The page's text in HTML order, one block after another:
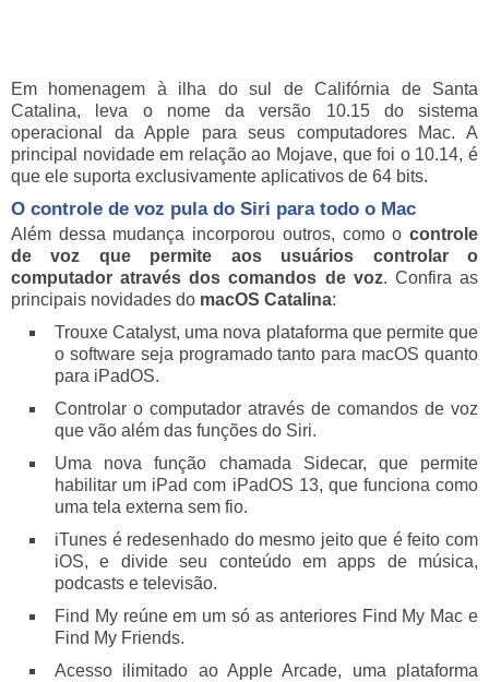
Em homenagem à ilha do sul de Califórnia de Santa
Catalina, leva o nome da versão 10.15 do sistema
operacional da Apple para seus computadores Mac. A
principal novidade em relação ao Mojave, que foi o 10.14, é
que ele suporta exclusivamente aplicativos de 64 bits.
O controle de voz pula do Siri para todo o Mac
Além dessa mudança incorporou outros, como o controle
de voz que permite aos usuários controlar o
computador através dos comandos de voz. Confira as
principais novidades do macOS Catalina:
Trouxe Catalyst, uma nova plataforma que permite que
o software seja programado tanto para macOS quanto
para iPadOS.
Controlar o computador através de comandos de voz
que vão além das funções do Siri.
Uma nova função chamada Sidecar, que permite
habilitar um iPad com iPadOS 13, que funciona como
uma tela externa sem fio.
iTunes é redesenhado do mesmo jeito que é feito com
iOS, e divide seu conteúdo em apps de música,
podcasts e televisão.
Find My reúne em um só as anteriores Find My Mac e
Find My Friends.
Acesso ilimitado ao Apple Arcade, uma plataforma